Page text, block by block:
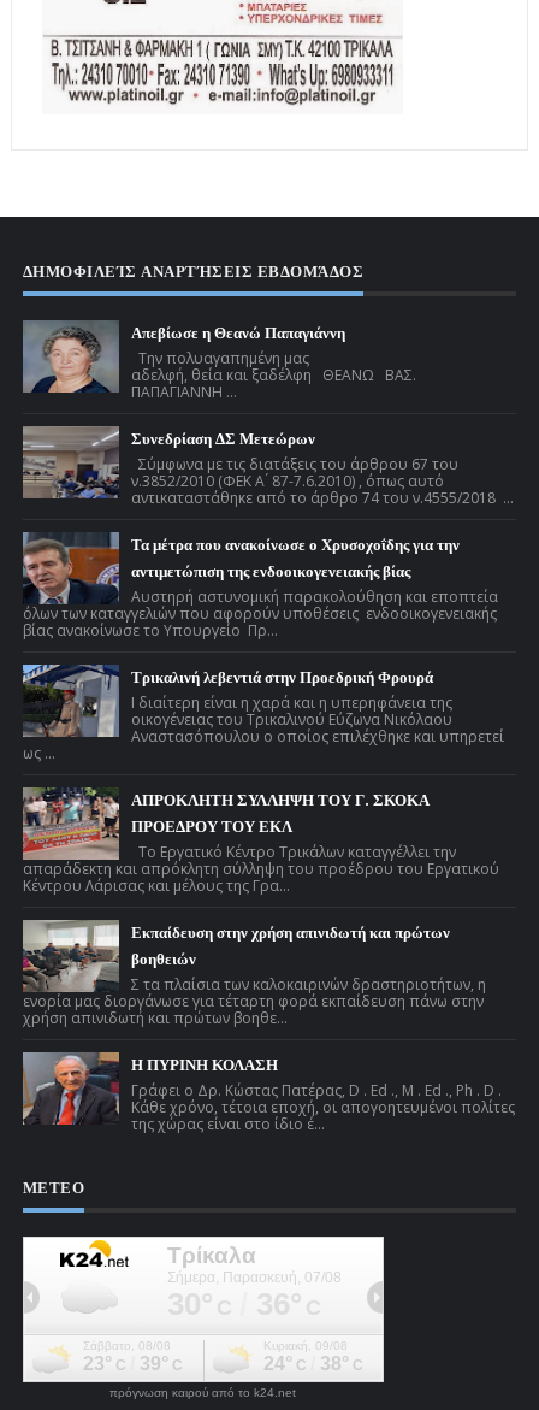
ΔΗΜΟΦΙΛΕΊΣ ΑΝΑΡΤΉΣΕΙΣ ΕΒΔΟΜΆΔΟΣ
Απεβίωσε η Θεανώ Παπαγιάννη
Την πολυαγαπημένη μας
αδελφή, θεία και ξαδέλφη ΘΕΑΝΩ ΒΑΣ.
ΠΑΠΑΓΙΑΝΝΗ ...
Συνεδρίαση ΔΣ Μετεώρων
Σύμφωνα με τις διατάξεις του άρθρου 67 του
ν.3852/2010 (ΦΕΚ Α ́ 87-7.6.2010) , όπως αυτό
αντικαταστάθηκε από το άρθρο 74 του ν.4555/2018 ...
Τα μέτρα που ανακοίνωσε ο Χρυσοχοΐδης για την
αντιμετώπιση της ενδοοικογενειακής βίας
Αυστηρή αστυνομική παρακολούθηση και εποπτεία
όλων των καταγγελιών που αφορούν υποθέσεις ενδοοικογενειακής
βίας ανακοίνωσε το Υπουργείο Πρ...
Τρικαλινή λεβεντιά στην Προεδρική Φρουρά
Ι διαίτερη είναι η χαρά και η υπερηφάνεια της
οικογένειας του Τρικαλινού Εύζωνα Νικόλαου
Αναστασόπουλου ο οποίος επιλέχθηκε και υπηρετεί
ως ...
ΑΠΡΟΚΛΗΤΗ ΣΥΛΛΗΨΗ ΤΟΥ Γ. ΣΚΟΚΑ
ΠΡΟΕΔΡΟΥ ΤΟΥ ΕΚΛ
Το Εργατικό Κέντρο Τρικάλων καταγγέλλει την
απαράδεκτη και απρόκλητη σύλληψη του προέδρου του Εργατικού
Κέντρου Λάρισας και μέλους της Γρα...
Εκπαίδευση στην χρήση απινιδωτή και πρώτων
βοηθειών
Σ τα πλαίσια των καλοκαιρινών δραστηριοτήτων, η
ενορία μας διοργάνωσε για τέταρτη φορά εκπαίδευση πάνω στην
χρήση απινιδωτή και πρώτων βοηθε...
Η ΠΥΡΙΝΗ ΚΟΛΑΣΗ
Γράφει ο Δρ. Κώστας Πατέρας, D . Ed ., M . Ed ., Ph . D .
Κάθε χρόνο, τέτοια εποχή, οι απογοητευμένοι πολίτες
της χώρας είναι στο ίδιο έ...
ΜΕΤΕΟ
πρόγνωση καιρού από το k24.net